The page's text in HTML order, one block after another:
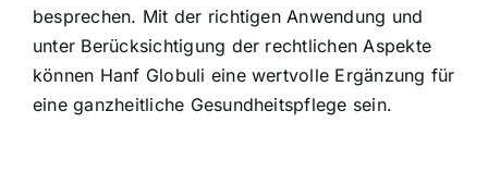
besprechen. Mit der richtigen Anwendung und
unter Berücksichtigung der rechtlichen Aspekte
können Hanf Globuli eine wertvolle Ergänzung für
eine ganzheitliche Gesundheitspflege sein.